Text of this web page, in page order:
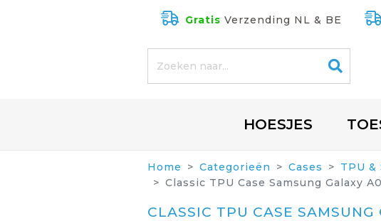
Gratis Verzending NL & BE
HOESJES
Home Categorieën Cases
TPU &
Classic TPU Case Samsung Galaxy
CLASSIC TPU CASE